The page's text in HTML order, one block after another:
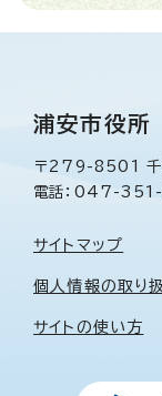
浦安市役所
〒279-8501 千
電話：047-
サイトマップ
個人情報の取り
サイトの使い方